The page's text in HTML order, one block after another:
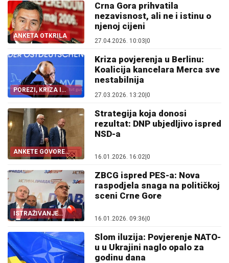
ANKETA OTKRILA
Crna Gora prihvatila
nezavisnost, ali ne i istinu o
njenoj cijeni
27.04.2026. 10:03 0
POREZI, KRIZA I
IZBORNI PORAZI
Kriza povjerenja u Berlinu:
Koalicija kancelara Merca sve
nestabilnija
27.03.2026. 13:20|0
ANKETE GOVORE
JASNO
Strategija koja donosi
rezultat: DNP ubjedljivo ispred
NSD-a
16.01.2026. 16:02|0
ISTRAŽIVANJE
OTKRILO
ZBCG ispred PES-a: Nova
raspodjela snaga na političkoj
sceni Crne Gore
16.01.2026. 09:36|0
Slom iluzija: Povjerenje NATO-
u u Ukrajini naglo opalo za
godinu dana